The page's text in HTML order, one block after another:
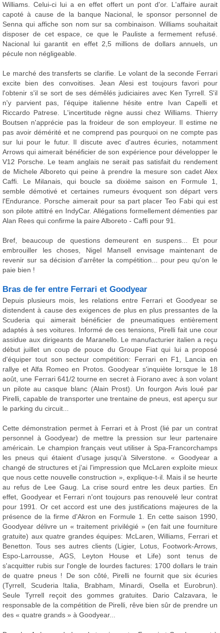
Williams. Celui-ci lui a en effet offert un pont d'or. L'affaire aurait
capoté à cause de la banque Nacional, le sponsor personnel de
Senna qui affiche son nom sur sa combinaison. Williams souhaitait
disposer de cet espace, ce que le Pauliste a fermement refusé.
Nacional lui garantit en effet 2,5 millions de dollars annuels, un
pécule non négligeable.
Le marché des transferts se clarifie. Le volant de la seconde Ferrari
excite bien des convoitises. Jean Alesi est toujours favori pour
l'obtenir s'il se sort de ses démêlés judiciaires avec Ken Tyrrell. S'il
n'y parvient pas, l'équipe italienne hésite entre Ivan Capelli et
Riccardo Patrese. L'incertitude règne aussi chez Williams. Thierry
Boutsen n'apprécie pas la froideur de son employeur. Il estime ne
pas avoir démérité et ne comprend pas pourquoi on ne compte pas
sur lui pour le futur. Il discute avec d'autres écuries, notamment
Arrows qui aimerait bénéficier de son expérience pour développer le
V12 Porsche. Le team anglais ne serait pas satisfait du rendement
de Michele Alboreto qui peine à prendre la mesure son cadet Alex
Caffi. Le Milanais, qui boucle sa dixième saison en Formule 1,
semble démotivé et certaines rumeurs évoquent son départ vers
l'Endurance. Porsche aimerait pour sa part placer Teo Fabi qui est
son pilote attitré en IndyCar. Allégations formellement démenties par
Alan Rees qui confirme la paire Alboreto - Caffi pour 91.
Bref, beaucoup de questions demeurent en suspens... Et pour
embrouiller les choses, Nigel Mansell envisage maintenant de
revenir sur sa décision d'arrêter la compétition... pour peu qu'on le
paie bien !
Bras de fer entre Ferrari et Goodyear
Depuis plusieurs mois, les relations entre Ferrari et Goodyear se
distendent à cause des exigences de plus en plus pressantes de la
Scuderia qui aimerait bénéficier de pneumatiques entièrement
adaptés à ses voitures. Informé de ces tensions, Pirelli fait une cour
assidue aux dirigeants de Maranello. Le manufacturier italien a reçu
début juillet un coup de pouce du Groupe Fiat qui lui a proposé
d'équiper tout son secteur compétition: Ferrari en F1, Lancia en
rallye et Alfa Romeo en Protos. Goodyear s'inquiète lorsque le 18
août, une Ferrari 641/2 tourne en secret à Fiorano avec à son volant
un pilote au casque blanc (Alain Prost). Un fourgon Avis loué par
Pirelli, capable de transporter une trentaine de pneus, est aperçu sur
le parking du circuit...
Cette démonstration permet à Ferrari et à Prost (lié par un contrat
personnel à Goodyear) de mettre la pression sur leur partenaire
américain. Le champion français veut utiliser à Spa-Francorchamps
les pneus qui étaient d'usage jusqu'à Silverstone. « Goodyear a
changé de structures et j'ai l'impression que McLaren exploite mieux
que nous cette nouvelle construction », explique-t-il. Mais il se heurte
au refus de Lee Gaug. La crise sourd entre les deux parties. En
effet, Goodyear et Ferrari n'ont toujours pas renouvelé leur contrat
pour 1991. Or cet accord est une des justifications majeures de la
présence de la firme d'Akron en Formule 1. En cette saison 1990,
Goodyear délivre un « traitement privilégié » (en fait une fourniture
gratuite) aux quatre grandes équipes: McLaren, Williams, Ferrari et
Benetton. Tous ses autres clients (Ligier, Lotus, Footwork-Arrows,
Espo-Larrousse, AGS, Leyton House et Life) sont tenus de
s'acquitter rubis sur l'ongle de lourdes factures: 1700 dollars le train
de quatre pneus ! De son côté, Pirelli ne fournit que six écuries
(Tyrrell, Scuderia Italia, Brabham, Minardi, Osella et Eurobrun).
Seule Tyrrell reçoit des gommes gratuites. Dario Calzavara, le
responsable de la compétition de Pirelli, rêve bien sûr de prendre un
des « quatre grands » à Goodyear...